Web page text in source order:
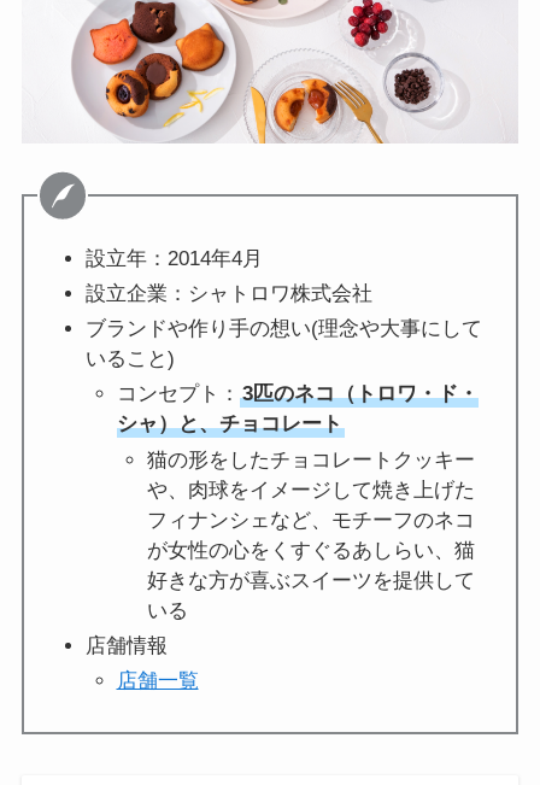
設立年：2014年4月
設立企業：シャトロワ株式会社
ブランドや作り手の想い(理念や大事にして
いること)
コンセプト： 3匹のネコ（トロワ・ド・
シャ）と、チョコレート
猫の形をしたチョコレートクッキー
や、肉球をイメージして焼き上げた
フィナンシェなど、モチーフのネコ
が女性の心をくすぐるあしらい、猫
好きな方が喜ぶスイーツを提供して
いる
店舗情報
店舗一覧